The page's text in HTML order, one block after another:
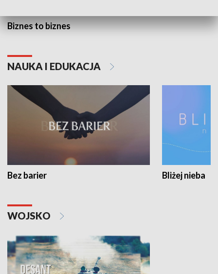
Biznes to biznes
NAUKA I EDUKACJA
Bez barier Bliżej nieba
WOJSKO